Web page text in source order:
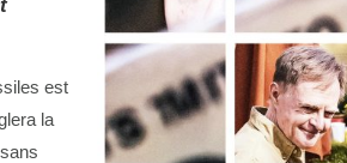
est
la